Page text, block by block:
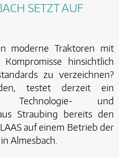
SETZT AUF
moderne Traktoren mit
hinsichtlich
zu verzeichnen?
testet derzeit ein
Technologie- und
Straubing bereits den
auf einem Betrieb der
Almesbach.